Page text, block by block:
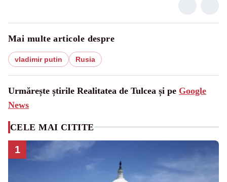
Mai multe articole despre
vladimir putin Rusia
Urmărește știrile Realitatea de Tulcea și pe Google
News
CELE MAI CITITE
1